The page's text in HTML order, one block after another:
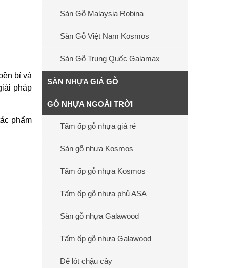
bỉ và
pháp
phẩm
Sàn Gỗ Malaysia Robina
Sàn Gỗ Việt Nam Kosmos
Sàn Gỗ Trung Quốc Galamax
SÀN NHỰA GIẢ GỖ
GỖ NHỰA NGOÀI TRỜI
Tấm ốp gỗ nhựa giá rẻ
Sàn gỗ nhựa Kosmos
Tấm ốp gỗ nhựa Kosmos
Tấm ốp gỗ nhựa phủ ASA
Sàn gỗ nhựa Galawood
Tấm ốp gỗ nhựa Galawood
Đế lót chậu cây